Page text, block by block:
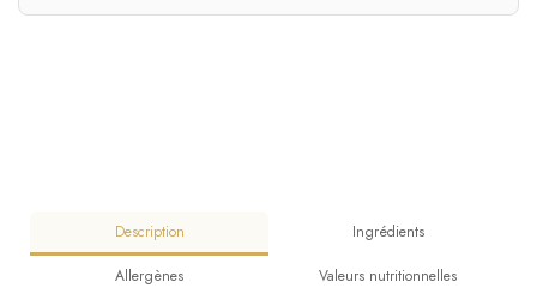
Description Ingrédients
Allergènes Valeurs nutritionnelles